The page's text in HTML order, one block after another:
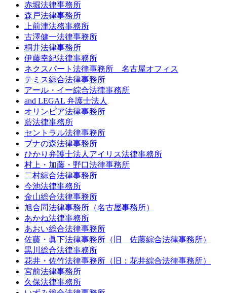
赤堀法律事務所
森戸法律事務所
上前津法務事務所
古澤健一法律事務所
桐井法律事務所
伊藤幸紀法律事務所
ネクスパート法律事務所 名古屋オフィス
テミス綜合法律事務所
アール・イー綜合法律事務所
and LEGAL 弁護士法人
オリンピア法律事務所
藍法律事務所
セントラル法律事務所
ブナの森法律事務所
ひかり弁護士法人アイリス法律事務所
村上・加藤・野口法律事務所
二村綜合法律事務所
今池法律事務所
金山総合法律事務所
旭合同法律事務所（名古屋事務所）
あかね法律事務所
あおい総合法律事務所
佐藤・眞下法律事務所（旧 佐藤綜合法律事務所）
黒川総合法律事務所
花井・佐竹法律事務所（旧：花井綜合法律事務所）
宮前法律事務所
久保法律事務所